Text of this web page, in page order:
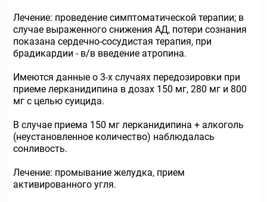
Лечение: проведение симптоматической терапии; в
случае выраженного снижения АД, потери сознания
показана сердечно-сосудистая терапия, при
брадикардии - в/в введение атропина.
Имеются данные о 3-х случаях передозировки при
приеме лерканидипина в дозах 150 мг, 280 мг и 800
мг с целью суицида.
В случае приема 150 мг лерканидипина + алкоголь
(неустановленное количество) наблюдалась
сонливость.
Лечение: промывание желудка, прием
активированного угля.